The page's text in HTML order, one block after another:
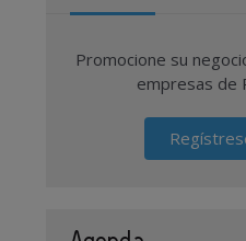
Promocione su
empresas de